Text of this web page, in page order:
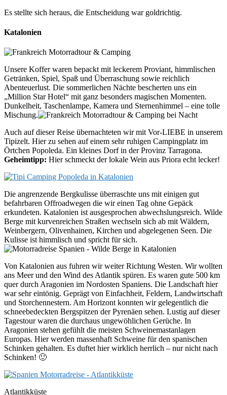
Es stellte sich heraus, die Entscheidung war goldrichtig.
Katalonien
Unsere Koffer waren bepackt mit leckerem Proviant, himmlischen
Getränken, Spiel, Spaß und Überraschung sowie reichlich
Abenteuerlust. Die sommerlichen Nächte bescherten uns ein
„Million Star Hotel“ mit ganz besonders magischen Momenten.
Dunkelheit, Taschenlampe, Kamera und Sternenhimmel – eine tolle
Mischung.
Auch auf dieser Reise übernachteten wir mit Vor-LIEBE in unserem
Tipizelt. Hier zu sehen auf einem sehr ruhigen Campingplatz im
Örtchen Popoleda. Ein kleines Dorf in der Provinz Tarragona.
Geheimtipp: Hier schmeckt der lokale Wein aus Priora echt lecker!
Die angrenzende Bergkulisse überraschte uns mit einigen gut
befahrbaren Offroadwegen die wir einen Tag ohne Gepäck
erkundeten. Katalonien ist ausgesprochen abwechslungsreich. Wilde
Berge mit kurvenreichen Straßen wechseln sich ab mit Wäldern,
Weinbergern, Olivenhainen, Kirchen und abgelegenen Seen. Die
Kulisse ist himmlisch und spricht für sich.
Von Katalonien aus fuhren wir weiter Richtung Westen. Wir wollten
ans Meer und den Wind des Atlantik spüren. Es waren gute 500 km
quer durch Aragonien im Nordosten Spaniens. Die Landschaft hier
war sehr eintönig. Geprägt von Einfachheit, Feldern, Landwirtschaft
und Storchennestern. Am Horizont konnten wir gelegentlich die
schneebedeckten Bergspitzen der Pyrenäen sehen. Lustig auf dieser
Tagestour waren die durchaus ungewöhlichen Gerüche. In
Aragonien stehen gefühlt die meisten Schweinemastanlagen
Europas. Hier werden massenhaft Schweine für den spanischen
Schinken gehalten. Es duftet hier wirklich herrlich – nur nicht nach
Schinken! 🙂
Atlantikküste